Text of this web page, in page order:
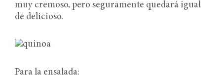
muy cremoso, pero seguramente quedará igual
de delicioso.
Para la ensalada: